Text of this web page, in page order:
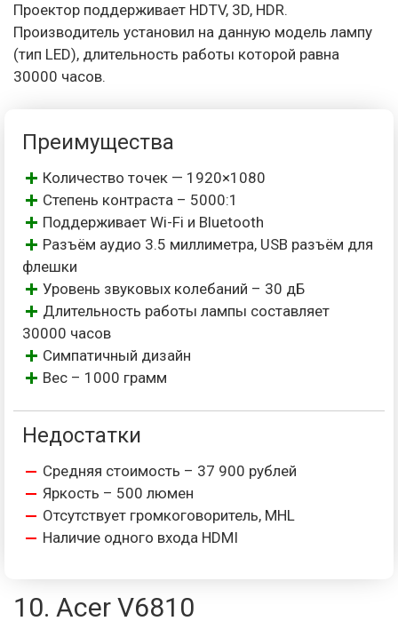
Проектор поддерживает HDTV, 3D, HDR.
Производитель установил на данную модель лампу
(тип LED), длительность работы которой равна
30000 часов.
Преимущества
Количество точек — 1920×1080
Степень контраста – 5000:1
Поддерживает Wi-Fi и Bluetooth
Разъём аудио 3.5 миллиметра, USB разъём для
флешки
Уровень звуковых колебаний – 30 дБ
Длительность работы лампы составляет
30000 часов
Симпатичный дизайн
Вес – 1000 грамм
Недостатки
Средняя стоимость – 37 900 рублей
Яркость – 500 люмен
Отсутствует громкоговоритель, MHL
Наличие одного входа HDMI
10. Acer V6810